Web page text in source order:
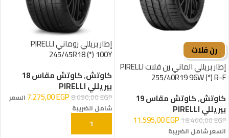
رن فلات
إطار بريللي الماني رن فلات PIRELLI
255/40R19 96W (*) R-F
كاوتش,كاوتش مقاس 19
بيريللي PIRELLI
18.460,00EGP
11.595,00EGP
السعر شامل الضريبة
إطار بريللي روماني PIRELLI
245/45R18 (*) 100Y
كاوتش,كاوتش مقاس 18
بيريللي PIRELLI
8.690,00EGP
7.275,00EGP
السعر
شامل الضريبة
إضافة إلى السلة